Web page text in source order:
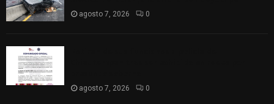
agosto 7, 2026 0
agosto 7, 2026 0